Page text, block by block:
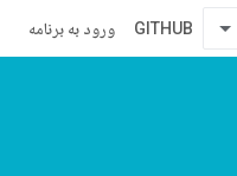
GITHUB ورود به برنامه